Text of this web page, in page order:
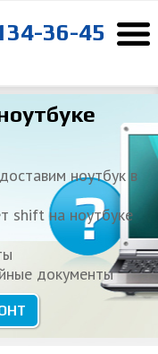
36-45
ноутбук в
shift на ноутбуке
документы